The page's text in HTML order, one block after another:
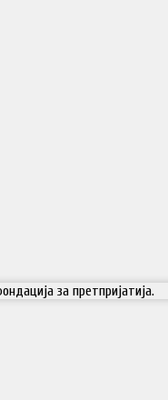
за претпријатија.